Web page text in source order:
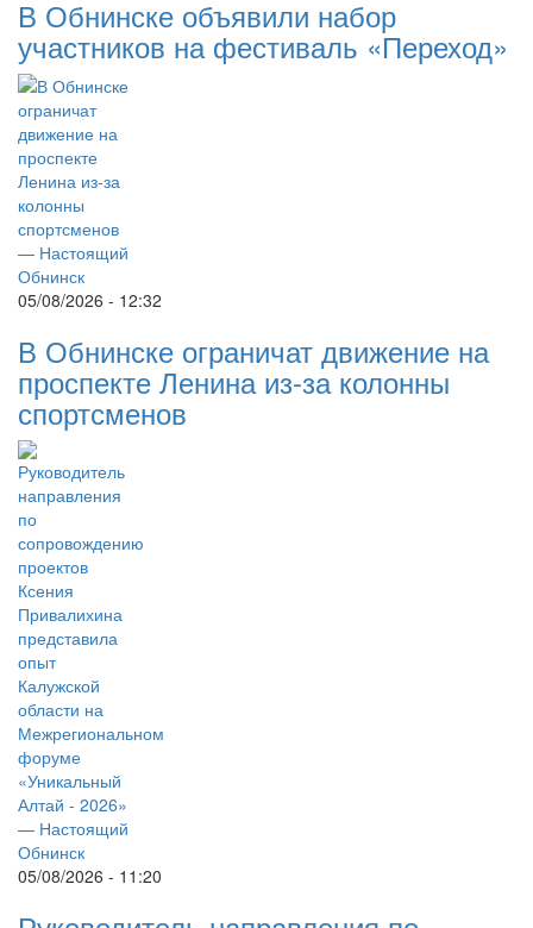
В Обнинске объявили набор
участников на фестиваль «Переход»
05/08/2026 - 12:32
В Обнинске ограничат движение на
проспекте Ленина из-за колонны
спортсменов
05/08/2026 - 11:20